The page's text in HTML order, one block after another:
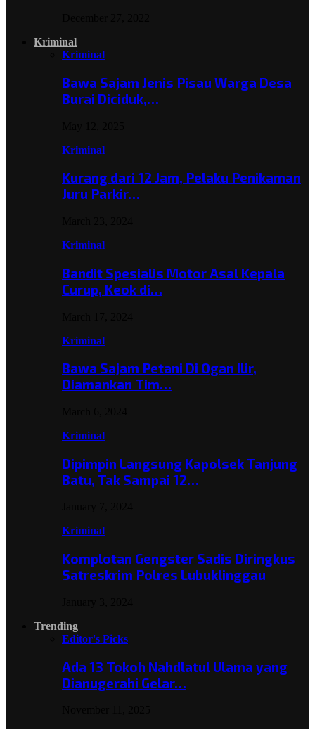
Kriminal
Kriminal
Bawa Sajam Jenis Pisau Warga Desa
Burai Diciduk,…
Kriminal
Kurang dari 12 Jam, Pelaku Penikaman
Juru Parkir…
Kriminal
Bandit Spesialis Motor Asal Kepala
Curup, Keok di…
Kriminal
Bawa Sajam Petani Di Ogan Ilir,
Diamankan Tim…
Kriminal
Dipimpin Langsung Kapolsek Tanjung
Batu, Tak Sampai 12…
Kriminal
Komplotan Gengster Sadis Diringkus
Satreskrim Polres Lubuklinggau
Trending
Editor's Picks
Ada 13 Tokoh Nahdlatul Ulama yang
Dianugerahi Gelar…